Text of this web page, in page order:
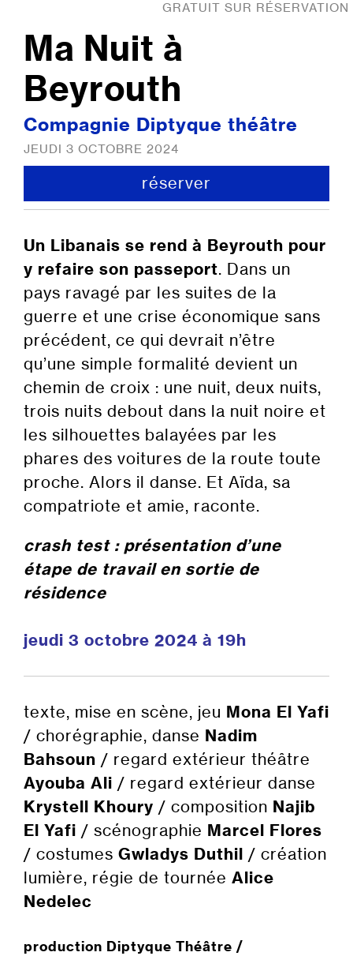
Ma Nuit à
Beyrouth
Compagnie Diptyque théâtre
JEUDI 3 OCTOBRE 2024
réserver
Un Libanais se rend à Beyrouth pour
y refaire son passeport. Dans un
pays ravagé par les suites de la
guerre et une crise économique sans
précédent, ce qui devrait n’être
qu’une simple formalité devient un
chemin de croix : une nuit, deux nuits,
trois nuits debout dans la nuit noire et
les silhouettes balayées par les
phares des voitures de la route toute
proche. Alors il danse. Et Aïda, sa
compatriote et amie, raconte.
crash test : présentation d’une
étape de travail en sortie de
résidence
jeudi 3 octobre 2024 à 19h
texte, mise en scène, jeu Mona El Yafi
/ chorégraphie, danse Nadim
Bahsoun / regard extérieur théâtre
Ayouba Ali / regard extérieur danse
Krystell Khoury / composition Najib
El Yafi / scénographie Marcel Flores
/ costumes Gwladys Duthil / création
lumière, régie de tournée Alice
Nedelec
production Diptyque Théâtre /
GRATUIT SUR RÉSERVATION